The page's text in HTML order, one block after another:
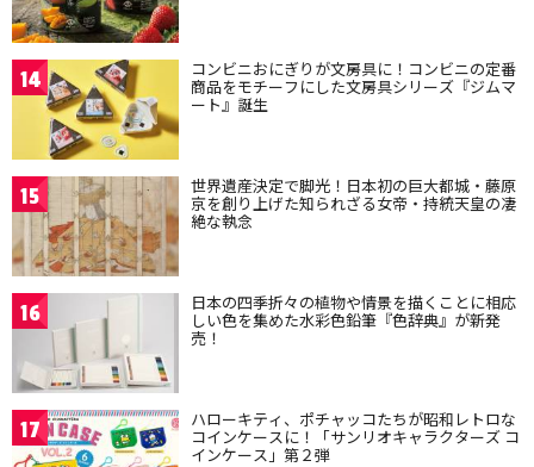
14 コンビニおにぎりが文房具に！コンビニの定番
商品をモチーフにした文房具シリーズ『ジムマ
ート』誕生
15 世界遺産決定で脚光！日本初の巨大都城・藤原
京を創り上げた知られざる女帝・持統天皇の凄
絶な執念
16 日本の四季折々の植物や情景を描くことに相応
しい色を集めた水彩色鉛筆『色辞典』が新発
売！
17 ハローキティ、ポチャッコたちが昭和レトロな
コインケースに！「サンリオキャラクターズ コ
インケース」第２弾